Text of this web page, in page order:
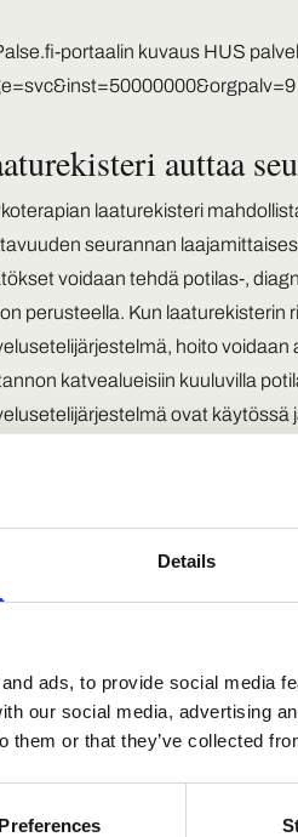
Details
ads, to provide social media
our social media, advertising
them or that they’ve collected
Preferences
portaalin kuvaus HUS
auttaa
laaturekisteri
seurannan
voidaan tehdä potilas-,
perusteella. Kun laaturekisterin
hoito
katvealueisiin kuuluvilla
ovat käytössä
laaturekisterin on
julkisten sosiaali- ja
hyvinvointialueen tekemää
käyttö mahdollistaa